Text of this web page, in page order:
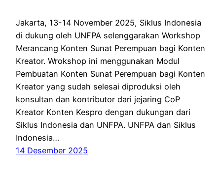
Jakarta, 13-14 November 2025, Siklus Indonesia
di dukung oleh UNFPA selenggarakan Workshop
Merancang Konten Sunat Perempuan bagi Konten
Kreator. Wrokshop ini menggunakan Modul
Pembuatan Konten Sunat Perempuan bagi Konten
Kreator yang sudah selesai diproduksi oleh
konsultan dan kontributor dari jejaring CoP
Kreator Konten Kespro dengan dukungan dari
Siklus Indonesia dan UNFPA. UNFPA dan Siklus
Indonesia…
14 Desember 2025